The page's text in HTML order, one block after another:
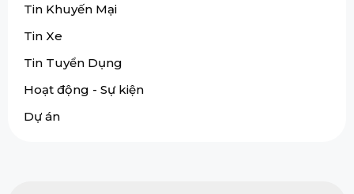
Tin Khuyến Mại
Tin Xe
Tin Tuyển Dụng
Hoạt động - Sự kiện
Dự án